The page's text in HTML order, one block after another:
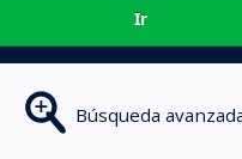
Ir
Búsqueda